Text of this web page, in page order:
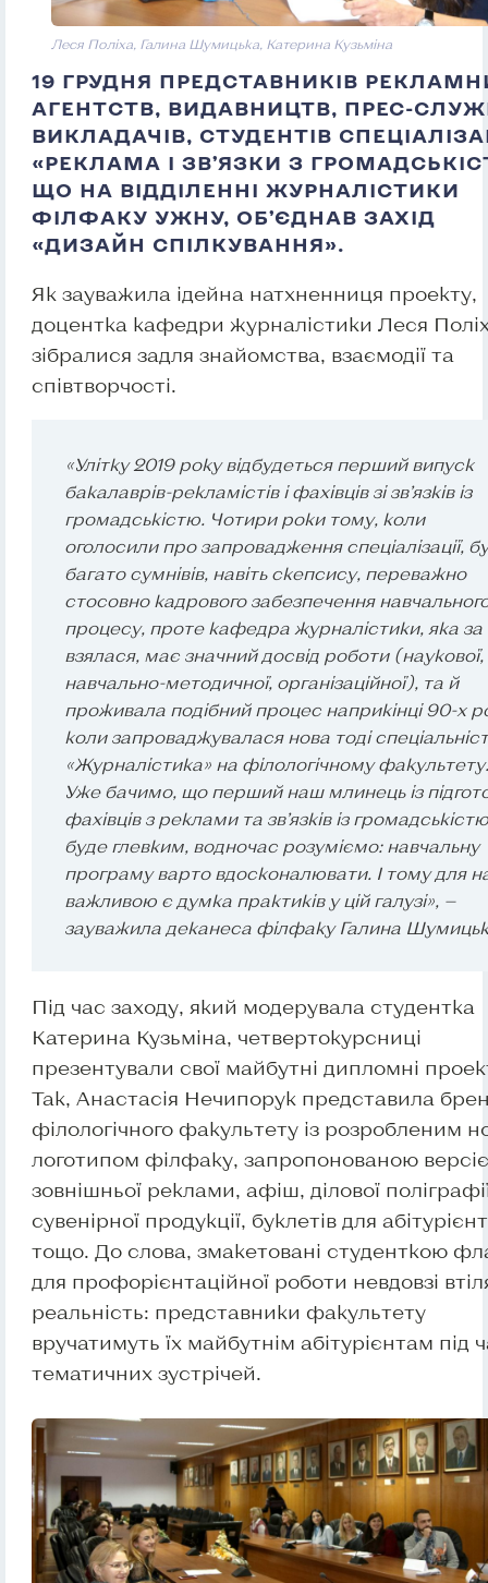
Леся Поліха, Галина Шумицька, Катерина Кузьміна
19 ГРУДНЯ ПРЕДСТАВНИКІВ
АГЕНТСТВ, ВИДАВНИЦТВ, ПРЕС-
ВИКЛАДАЧІВ, СТУДЕНТІВ
«РЕКЛАМА І ЗВ’ЯЗКИ З
ЩО НА ВІДДІЛЕННІ ЖУРНАЛІСТИКИ
ФІЛФАКУ УЖНУ, ОБ’ЄДНАВ ЗАХІД
«ДИЗАЙН СПІЛКУВАННЯ».
Як зауважила ідейна натхненниця проекту,
доцентка кафедри журналістики Леся
зібралися задля знайомства, взаємодії та
співтворчості.
«Улітку 2019 року відбудеться перший випуск
бакалаврів-рекламістів і фахівців зі зв’язків із
громадськістю. Чотири роки тому, коли
оголосили про запровадження спеціалізації,
багато сумнівів, навіть скепсису, переважно
стосовно кадрового забезпечення
процесу, проте кафедра журналістики, яка за
взялася, має значний досвід роботи (наукової,
навчально-методичної, організаційної), та й
проживала подібний процес наприкінці 90-х
коли запроваджувалася нова тоді
«Журналістика» на філологічному факультету.
Уже бачимо, що перший наш млинець із
фахівців з реклами та зв’язків із
буде глевким, водночас розуміємо: навчальну
програму варто вдосконалювати. І тому для
важливою є думка практиків у цій галузі», —
зауважила деканеса філфаку Галина
Під час заходу, який модерувала студентка
Катерина Кузьміна, четвертокурсниці
презентували свої майбутні дипломні
Так, Анастасія Нечипорук представила
філологічного факультету із розробленим
логотипом філфаку, запропонованою
зовнішньої реклами, афіш, ділової
сувенірної продукції, буклетів для
тощо. До слова, змакетовані студенткою
для профорієнтаційної роботи невдовзі
реальність: представники факультету
вручатимуть їх майбутнім абітурієнтам під
тематичних зустрічей.